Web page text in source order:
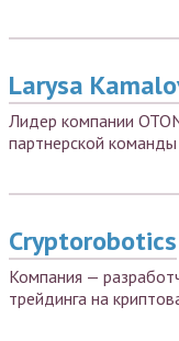
Larysa
Лидер компании
партнерской
Cryptorobotics
Компания —
трейдинга на